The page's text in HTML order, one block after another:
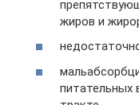
жиров и
питательных